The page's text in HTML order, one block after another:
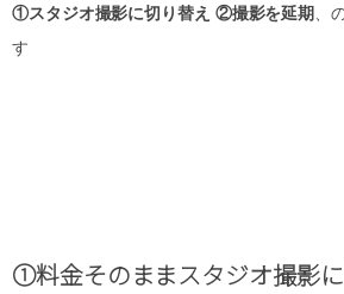
①スタジオ撮影に切り替え ②撮影を延期
、
す
①料金そのままスタジオ撮影